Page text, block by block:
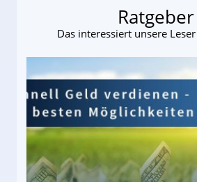
Ratgeber
Das interessiert unsere